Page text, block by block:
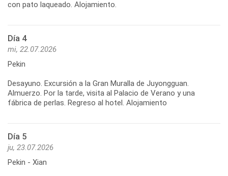
Día 4
mi, 22.07.2026
Pekin
Desayuno. Excursión a la Gran Muralla de Juyongguan.
Almuerzo. Por la tarde, visita al Palacio de Verano y una
Día 5
ju, 23.07.2026
Pekin - Xian